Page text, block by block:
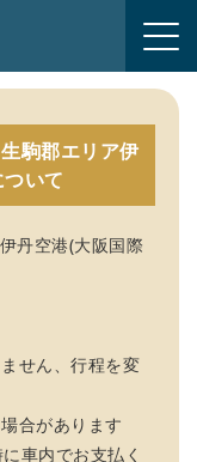
駒郡エリア伊
いて
丹空港(大阪国際
せん、行程を変
合があります
車内でお支払く